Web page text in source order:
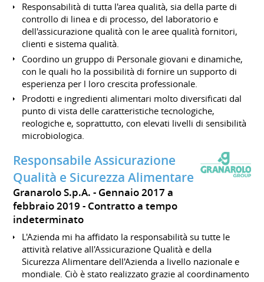
Responsabilità di tutta l'area qualità, sia della parte di
controllo di linea e di processo, del laboratorio e
dell'assicurazione qualità con le aree qualità fornitori,
clienti e sistema qualità.
Coordino un gruppo di Personale giovani e dinamiche,
con le quali ho la possibilità di fornire un supporto di
esperienza per l loro crescita professionale.
Prodotti e ingredienti alimentari molto diversificati dal
punto di vista delle caratteristiche tecnologiche,
reologiche e, soprattutto, con elevati livelli di sensibilità
microbiologica.
Responsabile Assicurazione
Qualità e Sicurezza Alimentare
Granarolo S.p.A.
Gennaio 2017 a
febbraio 2019 Contratto a tempo
indeterminato
L'Azienda mi ha affidato la responsabilità su tutte le
attività relative all'Assicurazione Qualità e della
Sicurezza Alimentare dell'Azienda a livello nazionale e
mondiale. Ciò è stato realizzato grazie al coordinamento